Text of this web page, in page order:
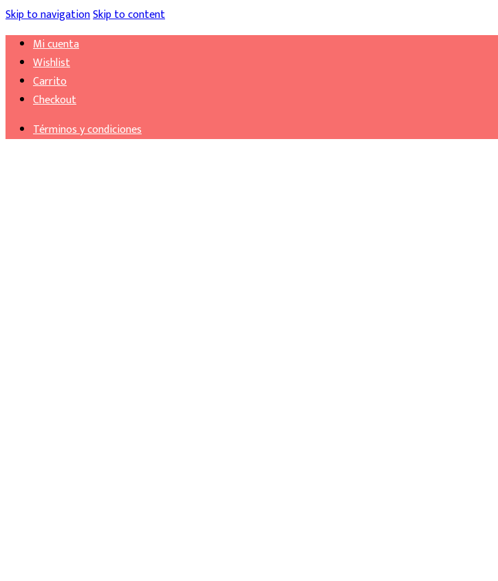
Skip to navigationSkip to content
Mi cuenta
Wishlist
Carrito
Checkout
Términos y condiciones